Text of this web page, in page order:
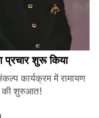
प्रचार शुरू किया
कार्यक्रम में रामायण
की शुरुआत!